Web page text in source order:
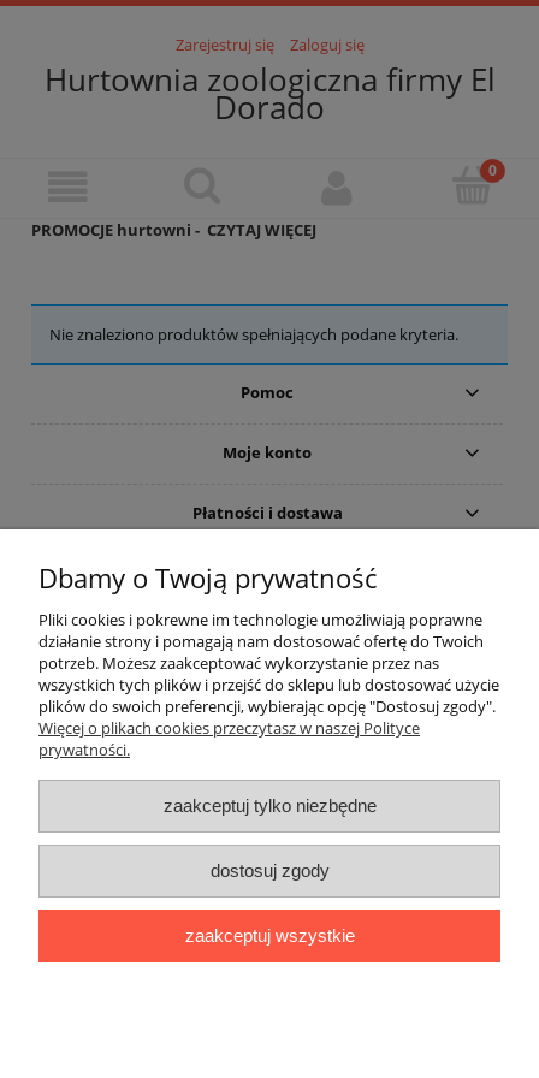
Zarejestruj się Zaloguj się
Hurtownia zoologiczna firmy El
Dorado
PROMOCJE hurtowni - CZYTAJ WIĘCEJ
Nie znaleziono produktów spełniających podane kryteria.
Pomoc
Moje konto
Płatności i dostawa
Informacje
O nas
Stworzone przez Online-Art.pl
Sklep internetowy Shoper.pl
Dbamy o Twoją prywatność
Pliki cookies i pokrewne im technologie umożliwiają poprawne
działanie strony i pomagają nam dostosować ofertę do Twoich
potrzeb. Możesz zaakceptować wykorzystanie przez nas
wszystkich tych plików i przejść do sklepu lub dostosować użycie
plików do swoich preferencji, wybierając opcję "Dostosuj zgody".
Więcej o plikach cookies przeczytasz w naszej Polityce
prywatności.
zaakceptuj tylko niezbędne
dostosuj zgody
zaakceptuj wszystkie